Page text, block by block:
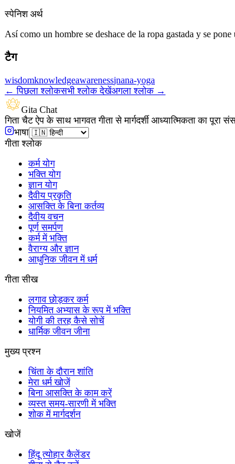
स्पेनिश अर्थ
Así como un hombre se deshace de la ropa gastada y se
टैग
wisdomknowledgeawarenessjnana-yoga
←पिछला श्लोकसभी श्लोक देखेंअगला श्लोक→
Gita Chat
गिता चैट ऐप के साथ भागवत गीता से मार्गदर्शी आध्यात्मिकता का पूरा
भाषा
गीता श्लोक
कर्म योग
भक्ति योग
ज्ञान योग
दैवीय प्रकृति
आसक्ति के बिना कर्तव्य
दैवीय वचन
पूर्ण समर्पण
कर्म में भक्ति
वैराग्य और ज्ञान
आधुनिक जीवन में धर्म
गीता सीख
लगाव छोड़कर कर्म
नियमित अभ्यास के रूप में भक्ति
योगी की तरह कैसे सोचें
धार्मिक जीवन जीना
मुख्य प्रश्न
चिंता के दौरान शांति
मेरा धर्म खोजें
बिना आसक्ति के काम करें
व्यस्त समय-सारणी में भक्ति
शोक में मार्गदर्शन
खोजें
हिंदू त्योहार कैलेंडर